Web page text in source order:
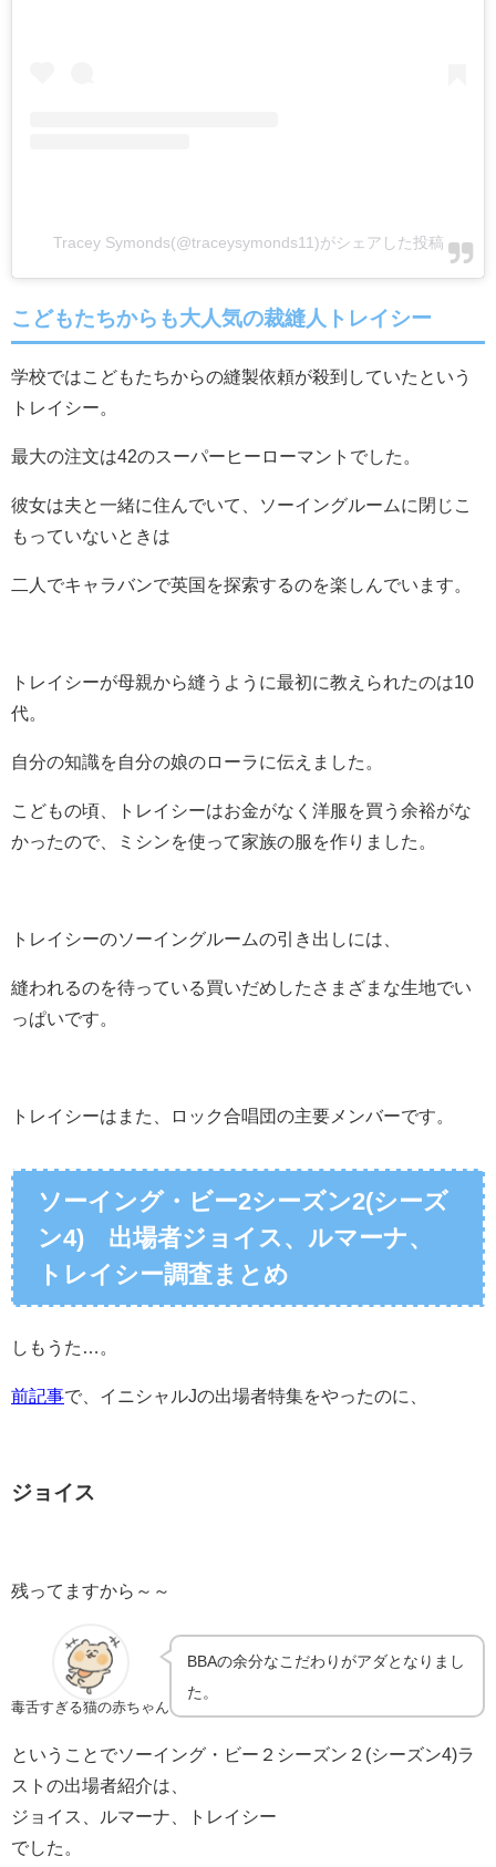
Tracey Symonds(@traceysymonds11)がシェアした投稿
こどもたちからも大人気の裁縫人トレイシー
学校ではこどもたちからの縫製依頼が殺到していたという
トレイシー。
最大の注文は42のスーパーヒーローマントでした。
彼女は夫と一緒に住んでいて、ソーイングルームに閉じこ
もっていないときは
二人でキャラバンで英国を探索するのを楽しんでいます。
トレイシーが母親から縫うように最初に教えられたのは10
代。
自分の知識を自分の娘のローラに伝えました。
こどもの頃、トレイシーはお金がなく洋服を買う余裕がな
かったので、ミシンを使って家族の服を作りました。
トレイシーのソーイングルームの引き出しには、
縫われるのを待っている買いだめしたさまざまな生地でい
っぱいです。
トレイシーはまた、ロック合唱団の主要メンバーです。
ソーイング・ビー2シーズン2(シーズ
ン4) 出場者ジョイス、ルマーナ、
トレイシー調査まとめ
しもうた…。
前記事で、イニシャルJの出場者特集をやったのに、
ジョイス
残ってますから～～
毒舌すぎる猫の赤ちゃん
BBAの余分なこだわりがアダとなりまし
た。
ということでソーイング・ビー２シーズン２(シーズン4)ラ
ストの出場者紹介は、
ジョイス、ルマーナ、トレイシー
でした。